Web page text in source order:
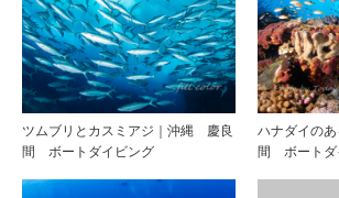
ツムブリとカスミアジ｜沖縄 慶良
間 ボートダイビング
ハナダイの
間 ボートダ